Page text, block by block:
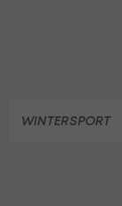
WINTERSPORT